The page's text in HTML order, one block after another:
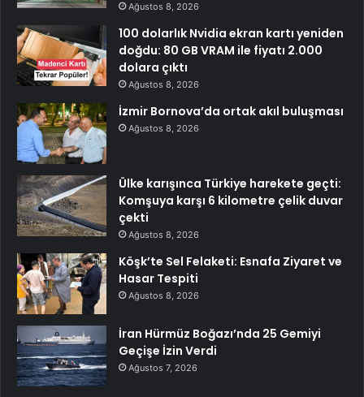
Ağustos 8, 2026
100 dolarlık Nvidia ekran kartı yeniden
doğdu: 80 GB VRAM ile fiyatı 2.000
dolara çıktı
Ağustos 8, 2026
İzmir Bornova’da ortak akıl buluşması
Ağustos 8, 2026
Ülke karışınca Türkiye harekete geçti:
Komşuya karşı 6 kilometre çelik duvar
çekti
Ağustos 8, 2026
Köşk’te Sel Felaketi: Esnafa Ziyaret ve
Hasar Tespiti
Ağustos 8, 2026
İran Hürmüz Boğazı’nda 25 Gemiyi
Geçişe İzin Verdi
Ağustos 7, 2026